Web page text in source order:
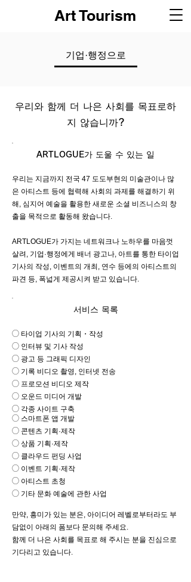
Art Tourism
기업·행정으로
우리와 함께 더 나은 사회를 목표로하
지 않습니까?
ARTLOGUE가 도울 수 있는 일
우리는 지금까지 전국 47 도도부현의 미술관이나 많
은 아티스트 등에 협력해 사회의 과제를 해결하기 위
해, 심지어 예술을 활용한 새로운 소셜 비즈니스의 창
출을 목적으로 활동해 왔습니다.
ARTLOGUE가 가지는 네트워크나 노하우를 마음껏
살려, 기업·행정에게 배너 광고나, 아트를 통한 타이업
기사의 작성, 이벤트의 개최, 연수 등에의 아티스트의
파견 등, 폭넓게 제공시켜 받고 있습니다.
서비스 목록
◯ 타이업 기사의 기획・작성
◯ 인터뷰 및 기사 작성
◯ 광고 등 그래픽 디자인
◯ 기록 비디오 촬영, 인터넷 전송
◯ 프로모션 비디오 제작
◯ 오운드 미디어 개발
◯ 각종 사이트 구축
◯ 스마트폰 앱 개발
◯ 콘텐츠 기획·제작
◯ 상품 기획·제작
◯ 클라우드 펀딩 사업
◯ 이벤트 기획·제작
◯ 아티스트 초청
◯ 기타 문화 예술에 관한 사업
만약, 흥미가 있는 분은, 아이디어 레벨로부터라도 부
담없이 아래의 폼보다 문의해 주세요.
함께 더 나은 사회를 목표로 해 주시는 분을 진심으로
기다리고 있습니다.